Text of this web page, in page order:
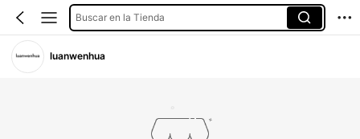
Buscar en la Tienda
luanwenhua